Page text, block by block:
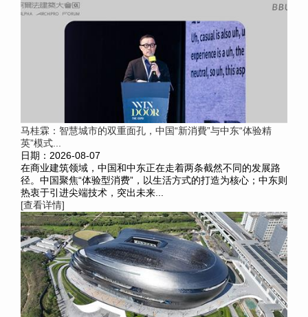
马桂霖：智慧城市的双重面孔，中国“新消費”与中东“体验精
英”模式...
日期：2026-08-07
在商业建筑领域，中国和中东正在走着两条截然不同的发展路
径。中国聚焦“体验型消费”，以生活方式的打造为核心；中东则
热衷于引进尖端技术，突出未来...
[查看详情]